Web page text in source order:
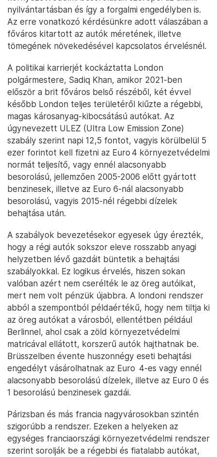
nyilvántartásban és így a forgalmi engedélyben is.
Az erre vonatkozó kérdésünkre adott válaszában a
főváros kitartott az autók méretének, illetve
tömegének növekedésével kapcsolatos érvelésnél.
A politikai karrierjét kockáztatta London
polgármestere, Sadiq Khan, amikor 2021-ben
először a brit főváros belső részéből, két évvel
később London teljes területéről kiűzte a régebbi,
magas károsanyag-kibocsátású autókat. Az
úgynevezett ULEZ (Ultra Low Emission Zone)
szabály szerint napi 12,5 fontot, vagyis körülbelül 5
ezer forintot kell fizetni az Euro 4 környezetvédelmi
normát teljesítő, vagy ennél alacsonyabb
besorolású, jellemzően 2005-2006 előtt gyártott
benzinesek, illetve az Euro 6-nál alacsonyabb
besorolású, vagyis 2015-nél régebbi dízelek
behajtása után.
A szabályok bevezetésekor egyesek úgy érezték,
hogy a régi autók sokszor eleve rosszabb anyagi
helyzetben lévő gazdáit büntetik a behajtási
szabályokkal. Ez logikus érvelés, hiszen sokan
valóban azért nem cserélték le az öreg autóikat,
mert nem volt pénzük újabbra. A londoni rendszer
abból a szempontból példaértékű, hogy nem tiltja ki
az öreg autókat a városból, ellentétben például
Berlinnel, ahol csak a zöld környezetvédelmi
matricával ellátott, korszerű autók hajthatnak be.
Brüsszelben évente huszonnégy eseti behajtási
engedélyt vásárolhatnak az Euro 4-es vagy ennél
alacsonyabb besorolású dízelek, illetve az Euro 0 és
1 besorolású benzinesek gazdái.
Párizsban és más francia nagyvárosokban szintén
szigorúbb a rendszer. Ezeken a helyeken az
egységes franciaországi környezetvédelmi rendszer
szerint sorolják be a régebbi és fiatalabb autókat,